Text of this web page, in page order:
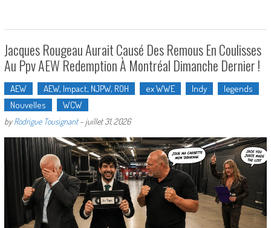
Jacques Rougeau Aurait Causé Des Remous En Coulisses
Au Ppv AEW Redemption À Montréal Dimanche Dernier !
AEW AEW, Impact, NJPW, ROH ex WWE Indy
legends
Nouvelles
WCW
byRodrigue Tousignant- juillet 31, 2026